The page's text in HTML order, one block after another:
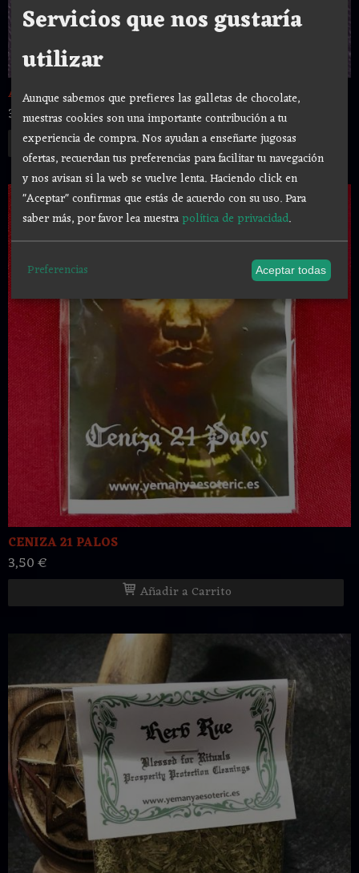
AMULETO SEMILLA QUITA MALDICION •...
3,40 €
Añadir a Carrito
CENIZA 21 PALOS
3,50 €
Añadir a Carrito
Servicios que nos gustaría
utilizar
Aunque sabemos que prefieres las galletas de chocolate,
nuestras cookies son una importante contribución a tu
experiencia de compra. Nos ayudan a enseñarte jugosas
ofertas, recuerdan tus preferencias para facilitar tu navegación
y nos avisan si la web se vuelve lenta. Haciendo click en
"Aceptar" confirmas que estás de acuerdo con su uso.Para
saber más, por favor lea nuestrapolítica de privacidad.
Preferencias Aceptar todas